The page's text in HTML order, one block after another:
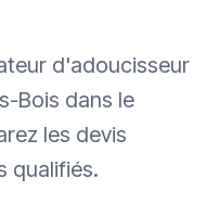
d'adoucisseur
Bois dans le
les devis
qualifiés.